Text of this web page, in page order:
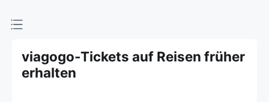
viagogo-Tickets auf Reisen früher
erhalten